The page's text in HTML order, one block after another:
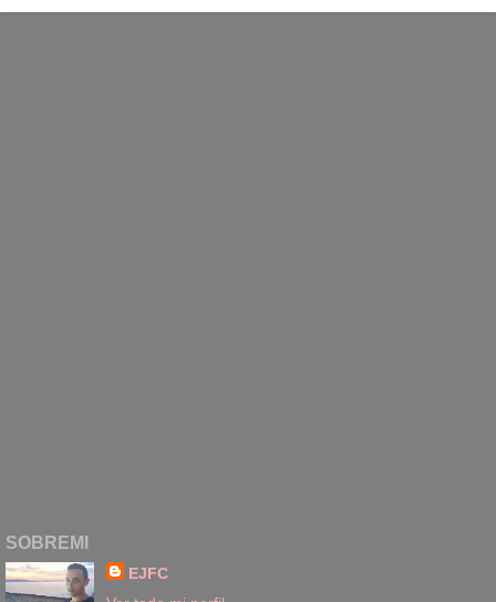
SOBREMI
EJFC